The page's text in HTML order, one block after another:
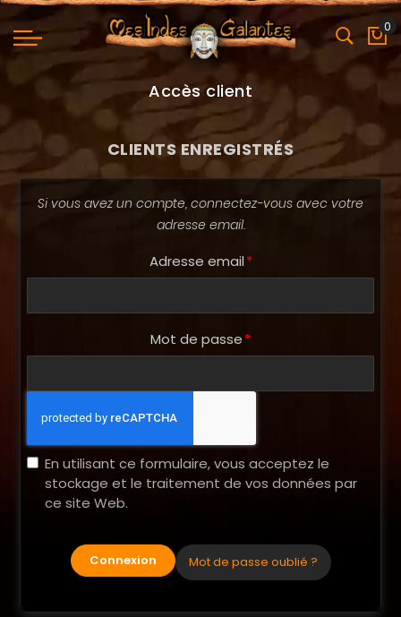
0
Accès client
CLIENTS ENREGISTRÉS
Si vous avez un compte, connectez-vous avec votre
adresse email.
Adresse email
Mot de passe
En utilisant ce formulaire, vous acceptez le
stockage et le traitement de vos données par
ce site Web.
Connexion Mot de passe oublié ?